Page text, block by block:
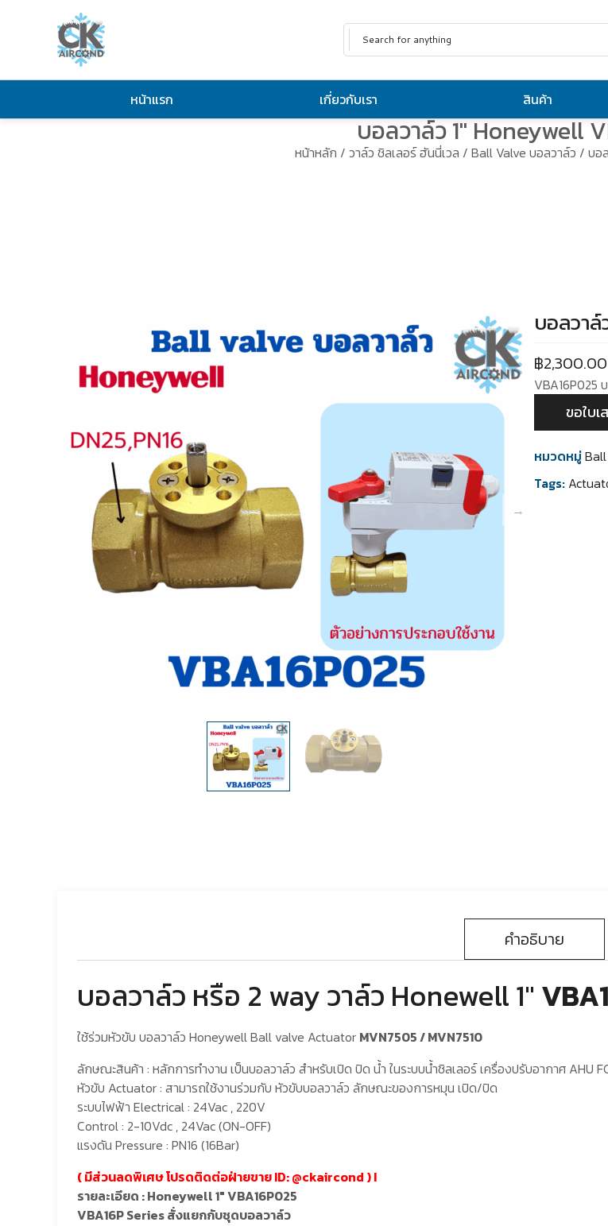
หน้าแรก เกี่ยวกับเรา สินค้า
บอลวาล์ว 1″ Honeywell
หน้าหลัก / วาล์ว ชิลเลอร์ ฮันนี่เวล / Ball Valve บอลวาล์ว / บอ
บอลวาล์
฿2,300.00
VBA16P025
ขอใบเ
หมวดหมู่
Tags:
คำอธิบาย
บอลวาล์ว หรือ 2 way วาล์ว Honewell 1″
ใช้ร่วมหัวขับ บอลวาล์ว Honeywell Ball valve Actuator MVN7505 / MVN7510
ลักษณะสินค้า : หลักการทำงาน เป็นบอลวาล์ว สำหรับเปิด ปิด น้ำ ในระบบน้ำชิลเลอร์ เครื่องปรับอากาศ AHU
หัวขับ Actuator : สามารถใช้งานร่วมกับ หัวขับบอลวาล์ว ลักษณะของการหมุน เปิด/ปิด
ระบบไฟฟ้า Electrical : 24Vac , 220V
Control : 2-10Vdc , 24Vac (ON-OFF)
แรงดัน Pressure : PN16 (16Bar)
( มีส่วนลดพิเศษ โปรดติดต่อฝ่ายขาย ID: @ckaircond ) I
รายละเอียด : Honeywell 1″ VBA16P025
VBA16P Series สั่งแยกกับชุดบอลวาล์ว